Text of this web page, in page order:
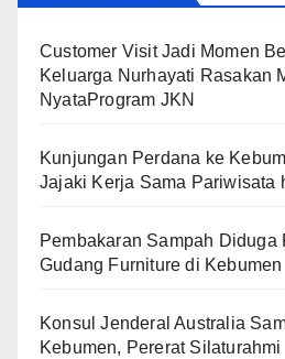
Customer Visit Jadi Momen
Keluarga Nurhayati Rasakan
NyataProgram JKN
Kunjungan Perdana ke
Jajaki Kerja Sama Pariwisata
Pembakaran Sampah Diduga
Gudang Furniture di Kebumen
Konsul Jenderal Australia
Kebumen, Pererat Silaturahmi